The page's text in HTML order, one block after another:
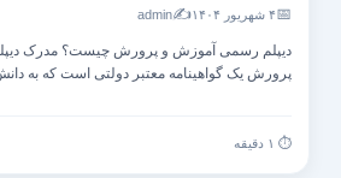
۴ شهریور ۱۴۰۴ ✍️
admin
دیپلم رسمی آموزش و پرورش چیست؟ مدرک
پرورش یک گواهینامه معتبر دولتی است که به